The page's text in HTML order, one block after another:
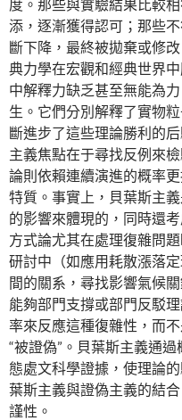
度。那些與實驗結果比較
添，逐漸獲得認可；那些
斷下降，最終被拋棄或修
典力學在宏觀和經典世界
中解釋力缺乏甚至無能為
生。它們分別解釋了實物
斷進步了這些理論勝利的
主義焦點在于尋找反例來
論則依賴連續演進的概率
特質。事實上，貝葉斯主
的影響來體現的，同時還
方式論尤其在處理復雜問
研討中（如應用耗散漲落
間的關系，尋找影響氣候
能夠部門支撐或部門反駁
率來反應這種復雜性，而
“被證偽”。貝葉斯主義通
態處文科學證據，使理論
葉斯主義與證偽主義的結
謹性。